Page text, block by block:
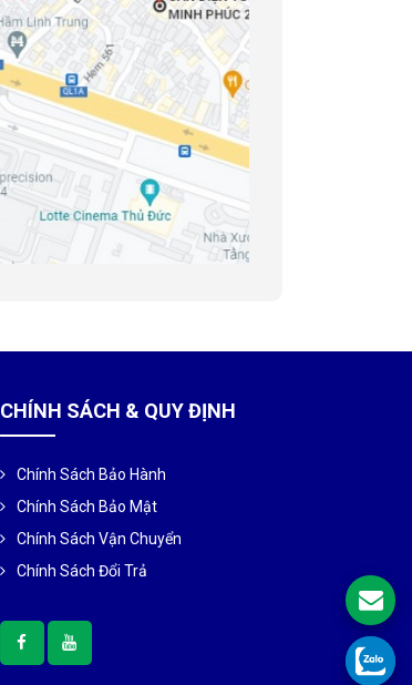
CHÍNH SÁCH & QUY ĐỊNH
Chính Sách Bảo Hành
Chính Sách Bảo Mật
Chính Sách Vận Chuyển
Chính Sách Đổi Trả